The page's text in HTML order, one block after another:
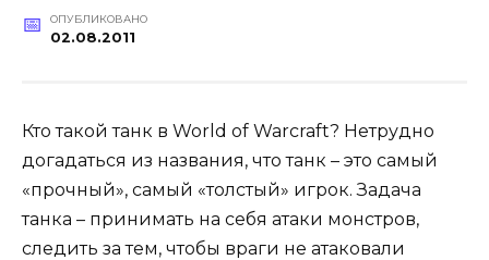
ОПУБЛИКОВАНО
02.08.2011
Кто такой танк в World of Warcraft? Нетрудно
догадаться из названия, что танк – это самый
«прочный», самый «толстый» игрок. Задача
танка – принимать на себя атаки монстров,
следить за тем, чтобы враги не атаковали